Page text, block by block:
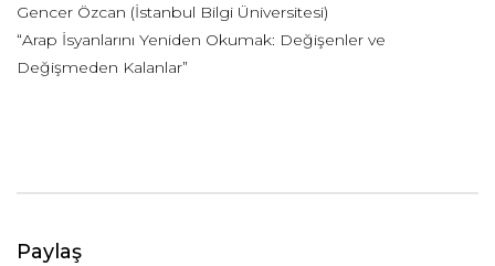
Gencer Özcan (İstanbul Bilgi Üniversitesi)
“Arap İsyanlarını Yeniden Okumak: Değişenler ve
Değişmeden Kalanlar”
Paylaş